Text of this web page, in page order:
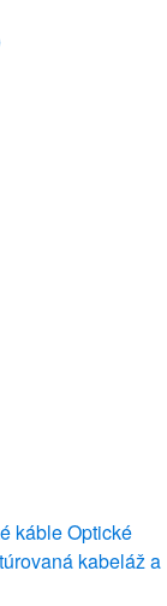
kábleOptické
kabeláž a